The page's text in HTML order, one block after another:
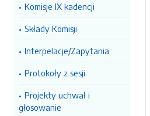
Komisje IX kadencji
Składy Komisji
Interpelacje/Zapytania
Protokoły z sesji
Projekty uchwał i
głosowanie